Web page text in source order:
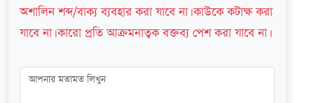
অশালিন শব্দ/বাক্য ব্যবহার করা যাবে না। কাউকে কটাক্ষ করা
যাবে না। কারো প্রতি আক্রমনাত্বক বক্তব্য পেশ করা যাবে না।